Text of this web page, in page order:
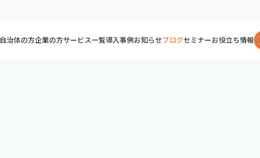
自治体の方企業の方サービス一覧導入事例お知らせブログセミナーお役立ち情報